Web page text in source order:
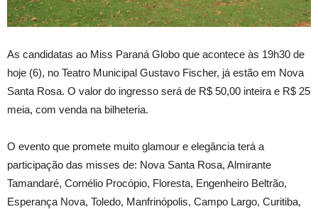
As candidatas ao Miss Paraná Globo que acontece às 19h30 de
hoje (6), no Teatro Municipal Gustavo Fischer, já estão em Nova
Santa Rosa. O valor do ingresso será de R$ 50,00 inteira e R$ 25
meia, com venda na bilheteria.
O evento que promete muito glamour e elegância terá a
participação das misses de: Nova Santa Rosa, Almirante
Tamandaré, Cornélio Procópio, Floresta, Engenheiro Beltrão,
Esperança Nova, Toledo, Manfrinópolis, Campo Largo, Curitiba,